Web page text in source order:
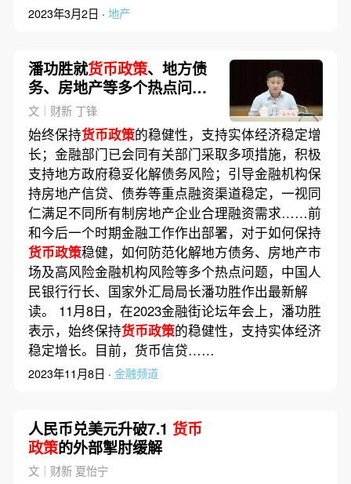
2023年3月2日 · 地产
潘功胜就货币政策、地方债
务、房地产等多个热点问题
发声
文｜财新 丁锋
始终保持货币政策的稳健性，支持实体经济稳定增
长；金融部门已会同有关部门采取多项措施，积极
支持地方政府稳妥化解债务风险；引导金融机构保
持房地产信贷、债券等重点融资渠道稳定，一视同
仁满足不同所有制房地产企业合理融资需求……前
和今后一个时期金融工作作出部署，对于如何保持
货币政策稳健，如何防范化解地方债务、房地产市
场及高风险金融机构风险等多个热点问题，中国人
民银行行长、国家外汇局局长潘功胜作出最新解
读。 11月8日，在2023金融街论坛年会上，潘功胜
表示，始终保持货币政策的稳健性，支持实体经济
稳定增长。目前，货币信贷……
2023年11月8日 · 金融频道
人民币兑美元升破7.1 货币
政策的外部掣肘缓解
文｜财新 夏怡宁